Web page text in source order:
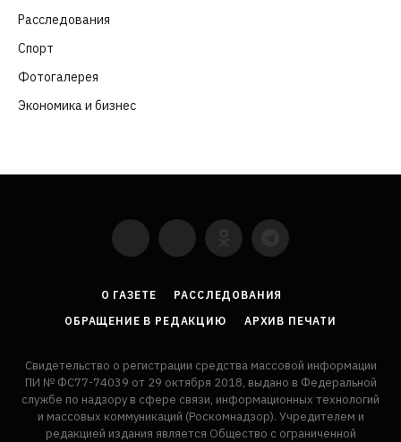
Расследования
Спорт
Фотогалерея
Экономика и бизнес
YouTubeVKontakte
LinkedInFlickr
О ГАЗЕТЕ
РАССЛЕДОВАНИЯ
ОБРАЩЕНИЕ В РЕДАКЦИЮ
АРХИВ ПЕЧАТИ
Свидетельство о регистрации средства массовой информации
ПИ № ФС77-74039 от 29 октября 2018, выдано в Федеральной
службе по надзору в сфере связи, информационных технологий
и массовых коммуникаций (Роскомнадзор). Учредителем и
редакцией издания является Общество с ограниченной